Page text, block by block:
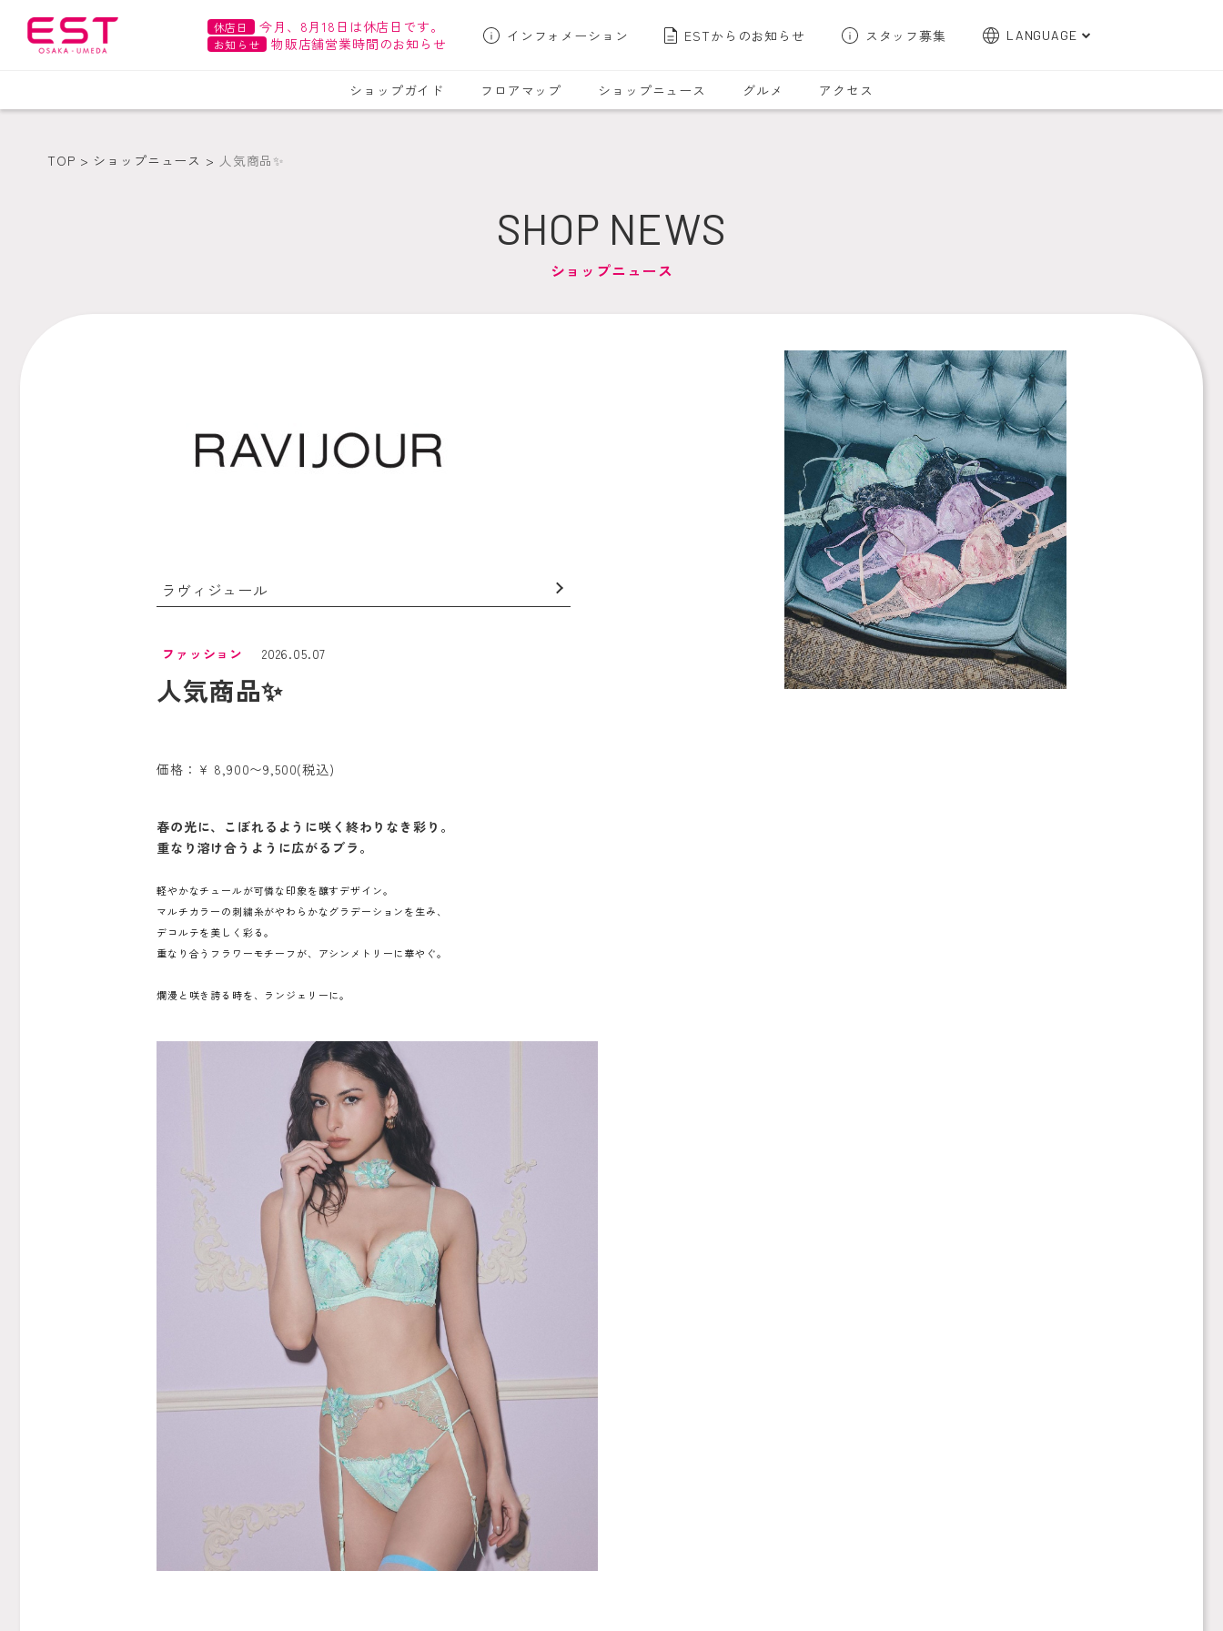
休店日 今月、8月18日は休店日です。
お知らせ 物販店舗営業時間のお知らせ インフォメーション ESTからのお知らせ スタッフ募集 LANGUAGE
한국어
ショップガイド フロアマップ ショップニュース グルメ アクセス
TOP ショップニュース 人気商品✨
SHOP NEWS
ショップニュース
ラヴィジュール
ファッション 2026.05.07
人気商品✨
価格：¥ 8,900〜9,500(税込)
春の光に、こぼれるように咲く終わりなき彩り。
重なり溶け合うように広がるブラ。
軽やかなチュールが可憐な印象を醸すデザイン。
マルチカラーの刺繍糸がやわらかなグラデーションを生み、
デコルテを美しく彩る。
重なり合うフラワーモチーフが、アシンメトリーに華やぐ。
爛漫と咲き誇る時を、ランジェリーに。